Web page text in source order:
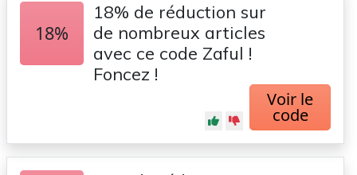
18%
18% de réduction sur
de nombreux articles
avec ce code Zaful !
Foncez !
Voir le
code